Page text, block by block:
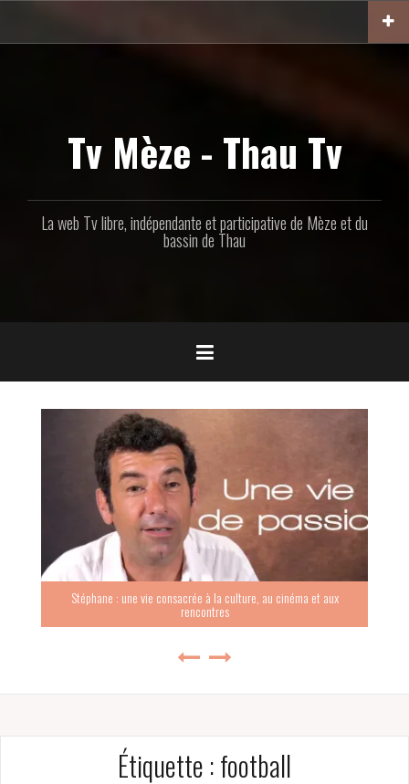
contenu
Tv Mèze - Thau Tv
La web Tv libre, indépendante et participative de Mèze et du
bassin de Thau
Stéphane : une vie consacrée à la culture, au cinéma et aux
rencontres
Étiquette :football